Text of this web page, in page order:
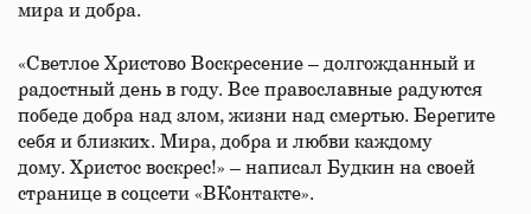
мира и добра.
«Светлое Христово Воскресение – долгожданный и
радостный день в году. Все православные радуются
победе добра над злом, жизни над смертью. Берегите
себя и близких. Мира, добра и любви каждому
дому. Христос воскрес!» – написал Будкин на своей
странице в соцсети «ВКонтакте».